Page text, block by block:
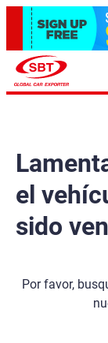
el
sido
Por favor,